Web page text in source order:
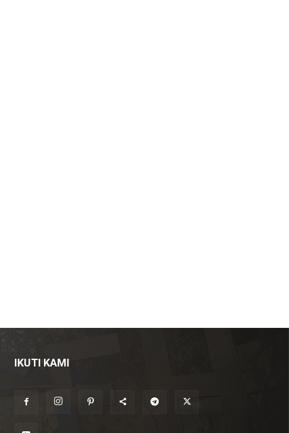
IKUTI KAMI